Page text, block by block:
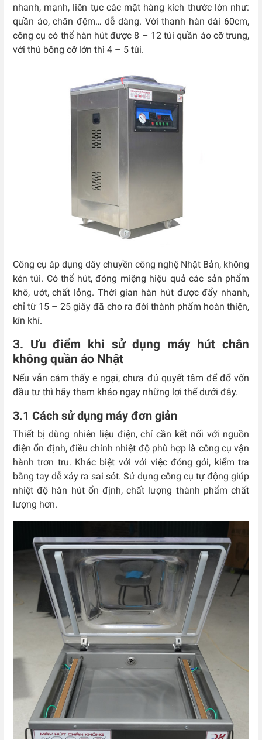
nhanh, mạnh, liên tục các mặt hàng kích thước lớn như:
quần áo, chăn đệm… dễ dàng. Với thanh hàn dài 60cm,
công cụ có thể hàn hút được 8 – 12 túi quần áo cỡ trung,
với thú bông cỡ lớn thì 4 – 5 túi.
Công cụ áp dụng dây chuyền công nghệ Nhật Bản, không
kén túi. Có thể hút, đóng miệng hiệu quả các sản phẩm
khô, ướt, chất lỏng. Thời gian hàn hút được đẩy nhanh,
chỉ từ 15 – 25 giây đã cho ra đời thành phẩm hoàn thiện,
kín khí.
3. Ưu điểm khi sử dụng máy hút chân
không quần áo Nhật
Nếu vẫn cảm thấy e ngại, chưa đủ quyết tâm để đổ vốn
đầu tư thì hãy tham khảo ngay những lợi thế dưới đây.
3.1 Cách sử dụng máy đơn giản
Thiết bị dùng nhiên liệu điện, chỉ cần kết nối với nguồn
điện ổn định, điều chỉnh nhiệt độ phù hợp là công cụ vận
hành trơn tru. Khác biệt với với việc đóng gói, kiểm tra
bằng tay dễ xảy ra sai sót. Sử dụng công cụ tự động giúp
nhiệt độ hàn hút ổn định, chất lượng thành phẩm chất
lượng hơn.